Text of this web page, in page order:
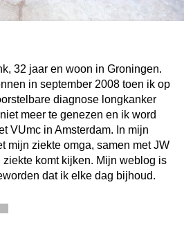
32 jaar en woon in Groningen.
in september 2008 toen ik op
diagnose longkanker
meer te genezen en ik word
VUmc in Amsterdam. In mijn
mijn ziekte omga, samen met JW
komt kijken. Mijn weblog is
dat ik elke dag bijhoud.